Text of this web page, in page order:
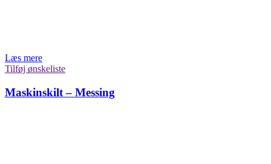
Læs mere
Tilføj ønskeliste
Maskinskilt – Messing